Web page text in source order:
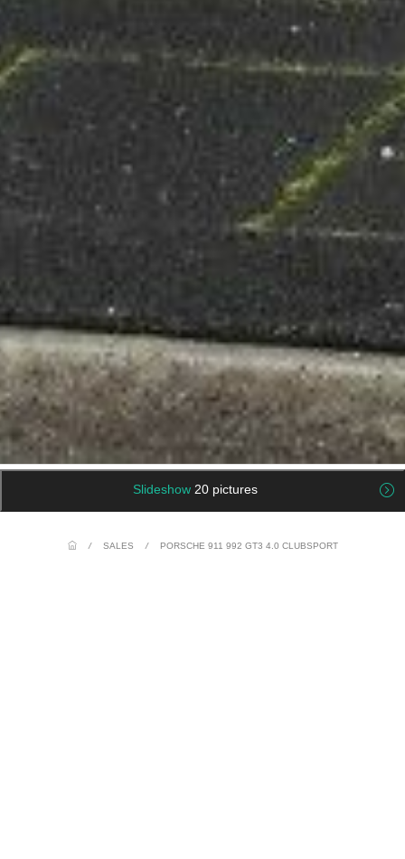
Slideshow 20 pictures
/ SALES / PORSCHE 911 992 GT3 4.0 CLUBSPORT